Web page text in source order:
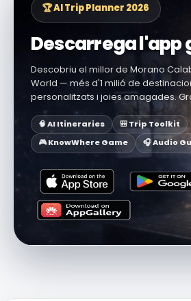
🏆 AI Trip Planner 2026
Descarrega
Descobriu el millor de Morano
World — més d'1 milió de
personalitzats i joies amagades.
🧠 AI Itineraries
🎒 Trip Toolkit
🎮 KnowWhere Game
🎧 Audio